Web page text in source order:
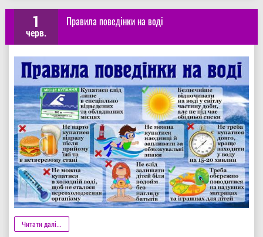
1
черв.
Правила поведінки на воді
Деталі
Читати далі...